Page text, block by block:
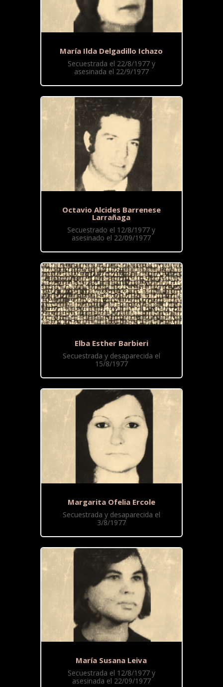
María Ilda Delgadillo Ichazo
Secuestrada el 22/8/1977 y
asesinada el 22/9/1977
Octavio Alcides Barrenese
Larrañaga
Secuestrado el 12/8/1977 y
asesinado el 22/09/1977
Elba Esther Barbieri
Secuestrada y desaparecida el
15/8/1977
Margarita Ofelia Ercole
Secuestrada y desaparecida el
3/8/1977
María Susana Leiva
Secuestrada el 12/8/1977 y
asesinada el 22/09/1977